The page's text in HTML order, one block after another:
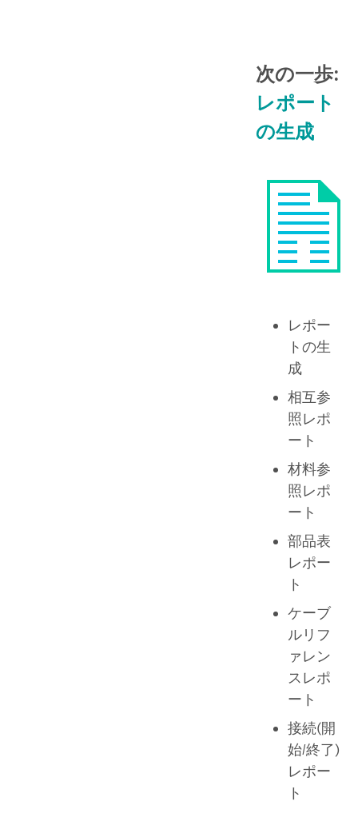
次の一歩:
レポート
の生成
レポー
トの生
成
相互参
照レポ
ート
材料参
照レポ
ート
部品表
レポー
ト
ケーブ
ルリフ
ァレン
スレポ
ート
接続(開
始/終了)
レポー
ト